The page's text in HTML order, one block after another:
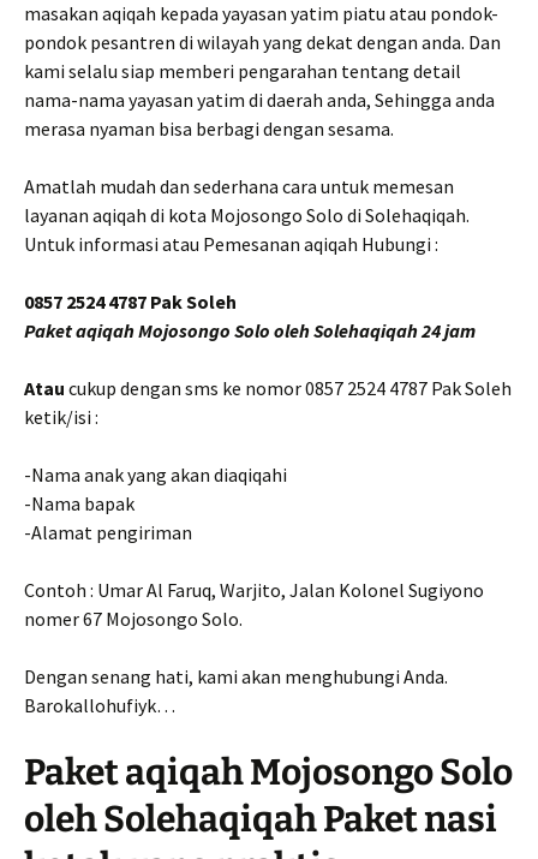
masakan aqiqah kepada yayasan yatim piatu atau pondok-
pondok pesantren di wilayah yang dekat dengan anda. Dan
kami selalu siap memberi pengarahan tentang detail
nama-nama yayasan yatim di daerah anda, Sehingga anda
merasa nyaman bisa berbagi dengan sesama.
Amatlah mudah dan sederhana cara untuk memesan
layanan aqiqah di kota Mojosongo Solo di Solehaqiqah.
Untuk informasi atau Pemesanan aqiqah Hubungi :
0857 2524 4787 Pak Soleh
Paket aqiqah Mojosongo Solo oleh Solehaqiqah 24 jam
Atau cukup dengan sms ke nomor 0857 2524 4787 Pak Soleh
ketik/isi :
-Nama anak yang akan diaqiqahi
-Nama bapak
-Alamat pengiriman
Contoh : Umar Al Faruq, Warjito, Jalan Kolonel Sugiyono
nomer 67 Mojosongo Solo.
Dengan senang hati, kami akan menghubungi Anda.
Barokallohufiyk…
Paket aqiqah Mojosongo Solo
oleh Solehaqiqah Paket nasi